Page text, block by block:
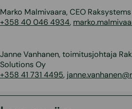
Marko Malmivaara, CEO
+358 40 046 4934,
Janne Vanhanen, toimitusjohtaja
Solutions Oy
+358 41 731 4495,